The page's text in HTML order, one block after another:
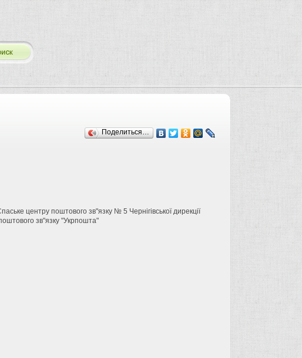
Поделиться…
центру поштового зв"язку № 5 Чернігівської дирекції
зв"язку "Укрпошта"